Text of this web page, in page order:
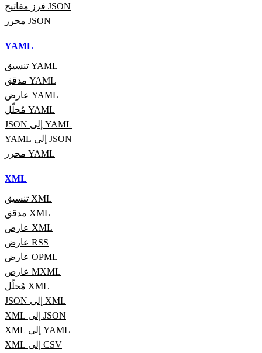
فرز مفاتيح JSON
محرر JSON
YAML
تنسيق YAML
مدقق YAML
عارض YAML
مُحلّل YAML
JSON إلى YAML
YAML إلى JSON
محرر YAML
XML
تنسيق XML
مدقق XML
عارض XML
عارض RSS
عارض OPML
عارض MXML
مُحلّل XML
JSON إلى XML
XML إلى JSON
XML إلى YAML
XML إلى CSV